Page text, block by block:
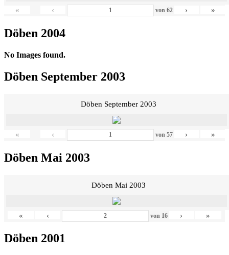
« ‹ von 62 › »
Döben 2004
No Images found.
Döben September 2003
Döben September 2003
« ‹ von 57 › »
Döben Mai 2003
Döben Mai 2003
« ‹ von 16 › »
Döben 2001